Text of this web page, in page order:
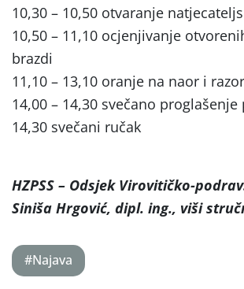
10,30 – 10,50 otvaranje
10,50 – 11,10 ocjenjivanje
brazdi
11,10 – 13,10 oranje na naor i razor
14,00 – 14,30 svečano
14,30 svečani ručak
HZPSS – Odsjek Virovitičko-
Siniša Hrgović, dipl. ing., viši
#Najava